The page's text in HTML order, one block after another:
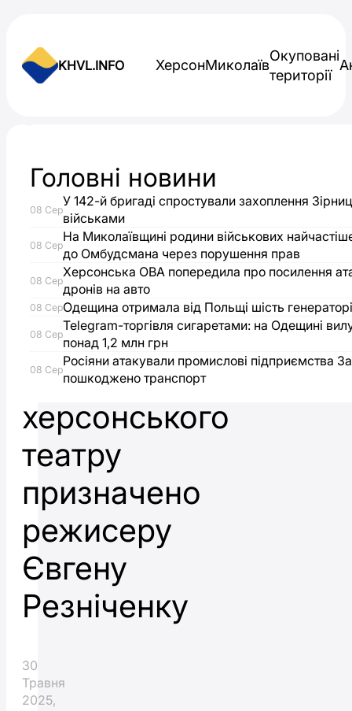
KHVL.INFO ХерсонМиколаїв
Окуповані
території
Президентський
грант
творчий
проєкт
для
херсонського
театру
призначено
режисеру
Євгену
Резніченку
30
Травня
2025,
Головні новини
08 Сер
У 142-й бригаді спростували захоплення
військами
08 Сер
На Миколаївщині родини військових
до Омбудсмана через порушення прав
08 Сер
Херсонська ОВА попередила про посилення
дронів на авто
08 СерОдещина отримала від Польщі шість
08 Сер
Telegram-торгівля сигаретами: на Одещині
понад 1,2 млн грн
08 Сер
Росіяни атакували промислові підприємства
пошкоджено транспорт